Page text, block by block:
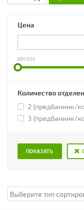
Цена
885 000
Количество
2 (предбанник/
3 (предбанник/